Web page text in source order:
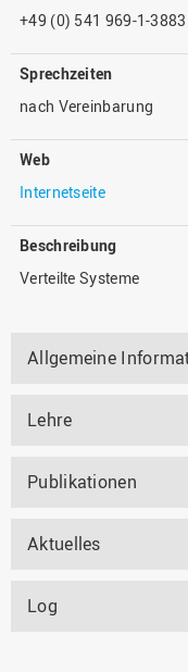
+49 (0) 541 969-1-3883
Sprechzeiten
nach Vereinbarung
Web
Internetseite
Beschreibung
Verteilte Systeme
Allgemeine
Lehre
Publikationen
Aktuelles
Log